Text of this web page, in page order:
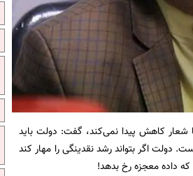
شعار کاهش پیدا نمی‌کند، گفت: دولت باید
دولت اگر بتواند رشد نقدینگی را مهار کند
داده معجزه رخ بدهد!